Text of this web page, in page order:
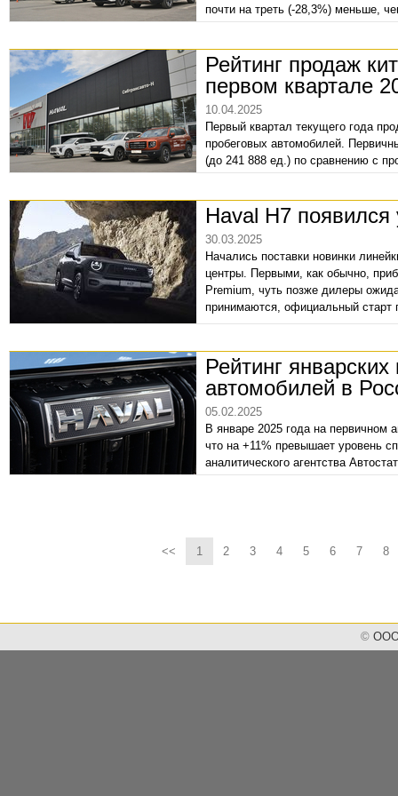
почти на треть (-28,3%) меньше,
За первые пять месяцев 2025
Рейтинг продаж
первом квартале
10.04.2025
Первый квартал текущего года
пробеговых автомобилей.
(до 241 888 ед.) по сравнению с
сектор сжался на -3% до объема
наблюдалось с ноября 2024.
Haval H7 появился
30.03.2025
Начались поставки новинки
центры. Первыми, как обычно,
Premium, чуть позже дилеры
принимаются, официальный
Рейтинг
автомобилей в
05.02.2025
В январе 2025 года на первичном
что на +11% превышает уровень
аналитического агентства
реализации на +23,6% до 27 538
<< 1 2 3 4 5 6 7 8
© ООО